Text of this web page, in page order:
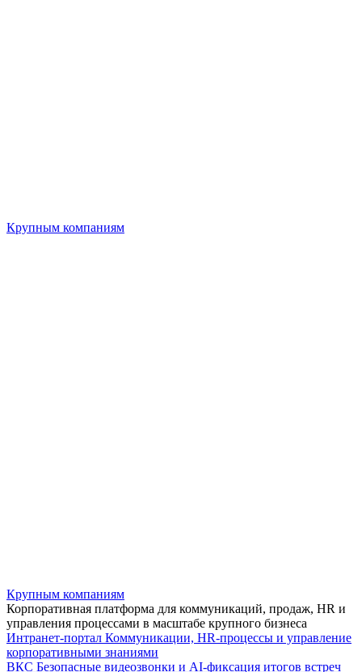
Крупным компаниям
Крупным компаниям
Корпоративная платформа для коммуникаций, продаж, HR и
управления процессами в масштабе крупного бизнеса
Интранет-портал Коммуникации, HR-процессы и управление
корпоративными знаниями
ВКС Безопасные видеозвонки и AI-фиксация итогов встреч